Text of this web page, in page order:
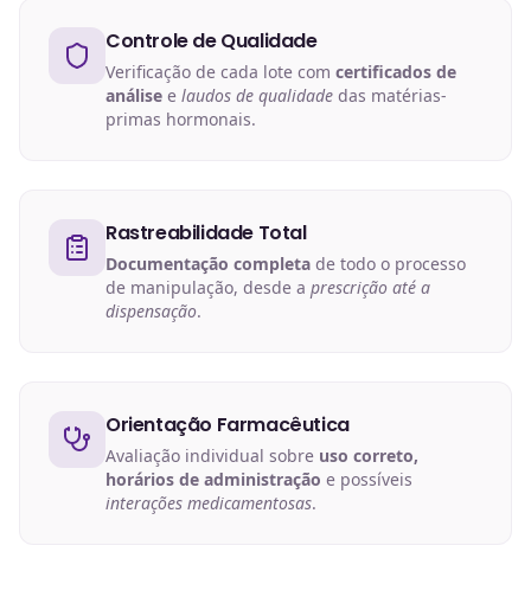
Controle de Qualidade
Verificação de cada lote com certificados de
análise e laudos de qualidade das matérias-
primas hormonais.
Rastreabilidade Total
Documentação completa de todo o processo
de manipulação, desde a prescrição até a
dispensação.
Orientação Farmacêutica
Avaliação individual sobre uso correto,
horários de administração e possíveis
interações medicamentosas.